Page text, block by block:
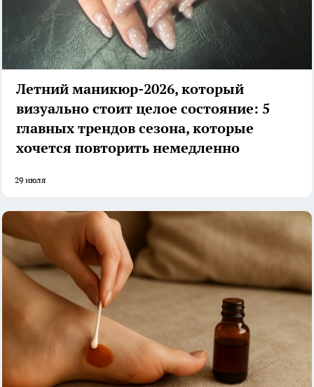
Летний маникюр-2026, который
визуально стоит целое состояние: 5
главных трендов сезона, которые
хочется повторить немедленно
29 июля